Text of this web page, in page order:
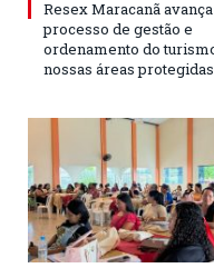
Resex Maracanã
processo de gestão e
ordenamento do
nossas áreas protegidas.